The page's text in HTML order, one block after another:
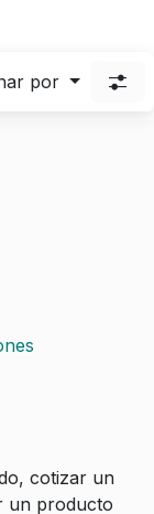
por
cotizar un
un producto